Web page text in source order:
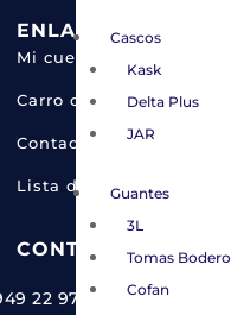
Cascos
Kask
Delta Plus
JAR
Guantes
3L
Tomas Bodero
Cofan
ENLACES CLAVE
Mi cuenta
Carro de la compra
Contacta con nosotros
Lista de deseos
CONTACTO
22 97 13